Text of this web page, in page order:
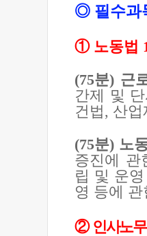
◎ 필수과
① 노동법
(75분) 근
간제 및
건법, 산업
(75분) 노
증진에 관
립 및 운영
영 등에
② 인사노